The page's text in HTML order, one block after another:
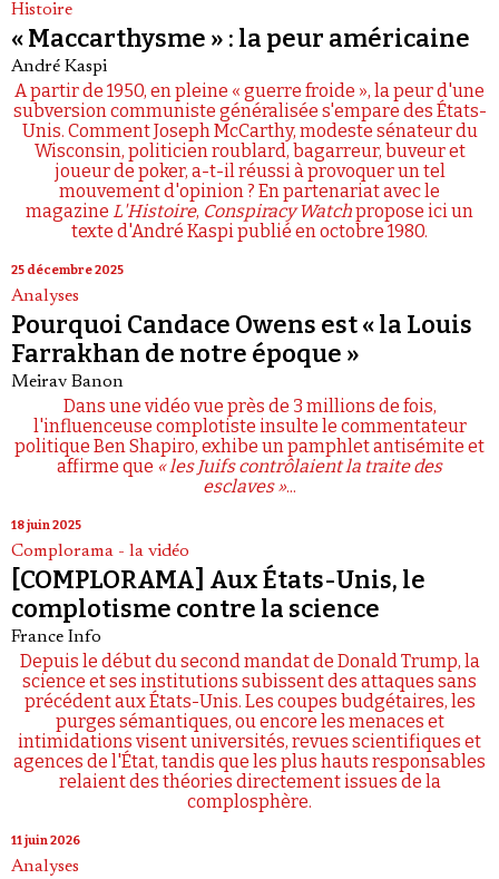
Histoire
« Maccarthysme » : la peur américaine
André Kaspi
A partir de 1950, en pleine « guerre froide », la peur d'une
subversion communiste généralisée s'empare des États-
Unis. Comment Joseph McCarthy, modeste sénateur du
Wisconsin, politicien roublard, bagarreur, buveur et
joueur de poker, a-t-il réussi à provoquer un tel
mouvement d'opinion ? En partenariat avec le
magazine L'Histoire, Conspiracy Watchpropose ici un
texte d'André Kaspi publié en octobre 1980.
25 décembre 2025
Analyses
Pourquoi Candace Owens est « la Louis
Farrakhan de notre époque »
Meirav Banon
Dans une vidéo vue près de 3 millions de fois,
l'influenceuse complotiste insulte le commentateur
politique Ben Shapiro, exhibe un pamphlet antisémite et
affirme que « les Juifs contrôlaient la traite des
esclaves »...
18 juin 2025
Complorama - la vidéo
[COMPLORAMA] Aux États-Unis, le
complotisme contre la science
France Info
Depuis le début du second mandat de Donald Trump, la
science et ses institutions subissent des attaques sans
précédent aux États-Unis. Les coupes budgétaires, les
purges sémantiques, ou encore les menaces et
intimidations visent universités, revues scientifiques et
agences de l'État, tandis que les plus hauts responsables
relaient des théories directement issues de la
complosphère.
11 juin 2026
Analyses